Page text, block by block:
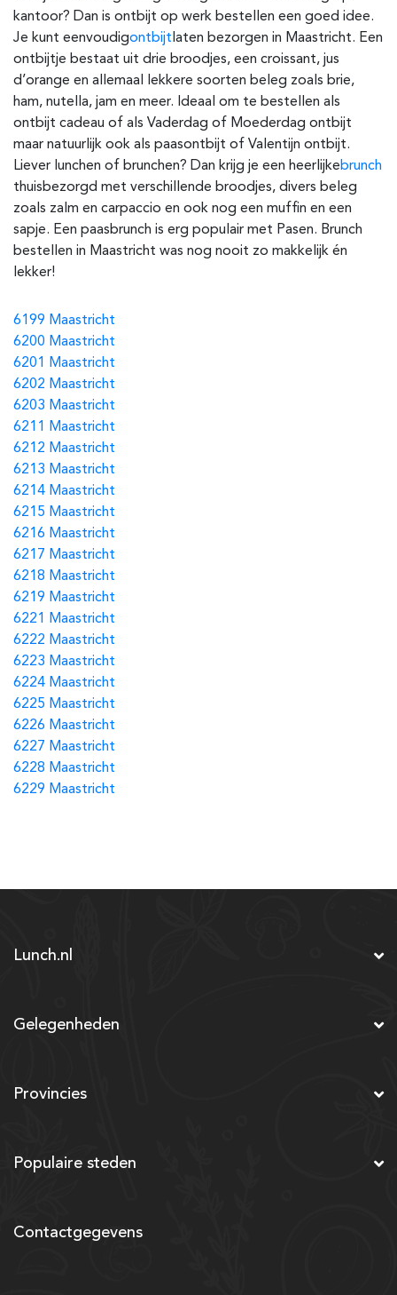
kantoor? Dan is ontbijt op werk bestellen een goed idee.
Je kunt eenvoudigontbijt laten bezorgen in Maastricht. Een
ontbijtje bestaat uit drie broodjes, een croissant, jus
d’orange en allemaal lekkere soorten beleg zoals brie,
ham, nutella, jam en meer. Ideaal om te bestellen als
ontbijt cadeau of als Vaderdag of Moederdag ontbijt
maar natuurlijk ook als paasontbijt of Valentijn ontbijt.
Liever lunchen of brunchen? Dan krijg je een heerlijkebrunch
thuisbezorgd met verschillende broodjes, divers beleg
zoals zalm en carpaccio en ook nog een muffin en een
sapje. Een paasbrunch is erg populair met Pasen. Brunch
bestellen in Maastricht was nog nooit zo makkelijk én
lekker!
6199 Maastricht
6200 Maastricht
6201 Maastricht
6202 Maastricht
6203 Maastricht
6211 Maastricht
6212 Maastricht
6213 Maastricht
6214 Maastricht
6215 Maastricht
6216 Maastricht
6217 Maastricht
6218 Maastricht
6219 Maastricht
6221 Maastricht
6222 Maastricht
6223 Maastricht
6224 Maastricht
6225 Maastricht
6226 Maastricht
6227 Maastricht
6228 Maastricht
6229 Maastricht
Lunch.nl
Gelegenheden
Provincies
Populaire steden
Contactgegevens